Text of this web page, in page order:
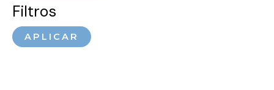
Filtros
APLICAR